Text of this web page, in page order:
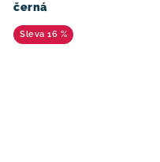
černá
16 %